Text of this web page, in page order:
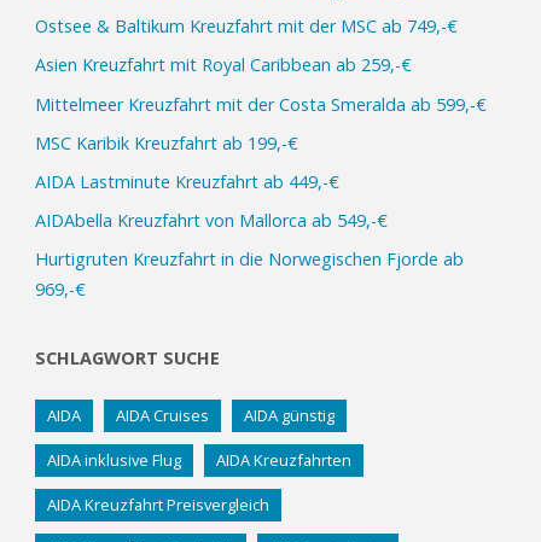
Ostsee & Baltikum Kreuzfahrt mit der MSC ab 749,-€
Asien Kreuzfahrt mit Royal Caribbean ab 259,-€
Mittelmeer Kreuzfahrt mit der Costa Smeralda ab 599,-€
MSC Karibik Kreuzfahrt ab 199,-€
AIDA Lastminute Kreuzfahrt ab 449,-€
AIDAbella Kreuzfahrt von Mallorca ab 549,-€
Hurtigruten Kreuzfahrt in die Norwegischen Fjorde ab
969,-€
SCHLAGWORT SUCHE
AIDA AIDA Cruises AIDA günstig
AIDA inklusive Flug AIDA Kreuzfahrten
AIDA Kreuzfahrt Preisvergleich